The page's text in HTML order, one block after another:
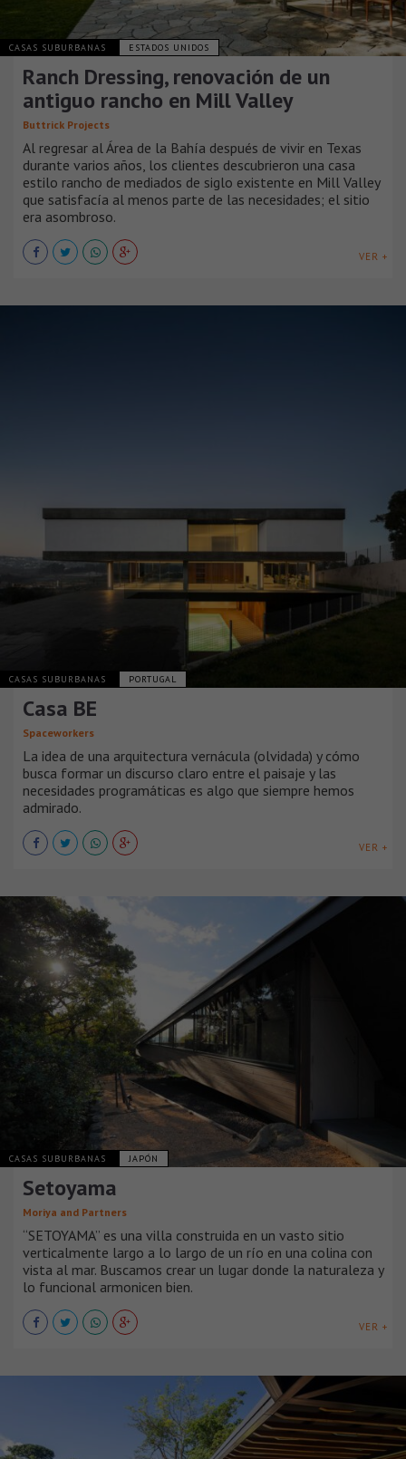
CASAS SUBURBANAS ESTADOS UNIDOS
Ranch Dressing, renovación de un
antiguo rancho en Mill Valley
Buttrick Projects
Al regresar al Área de la Bahía después de vivir en Texas
durante varios años, los clientes descubrieron una casa
estilo rancho de mediados de siglo existente en Mill Valley
que satisfacía al menos parte de las necesidades; el sitio
era asombroso.
VER +
CASAS SUBURBANAS PORTUGAL
Casa BE
Spaceworkers
La idea de una arquitectura vernácula (olvidada) y cómo
busca formar un discurso claro entre el paisaje y las
necesidades programáticas es algo que siempre hemos
admirado.
VER +
CASAS SUBURBANAS JAPÓN
Setoyama
Moriya and Partners
“SETOYAMA” es una villa construida en un vasto sitio
verticalmente largo a lo largo de un río en una colina con
vista al mar. Buscamos crear un lugar donde la naturaleza y
lo funcional armonicen bien.
VER +